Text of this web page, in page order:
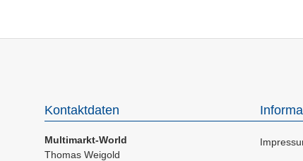
Kontaktdaten
Multimarkt-World
Thomas Weigold